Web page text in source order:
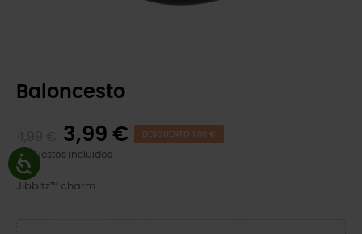
Baloncesto
3,99 € DESCUENTO 1,00 €
Impuestos incluidos
Jibbitz™ charm.